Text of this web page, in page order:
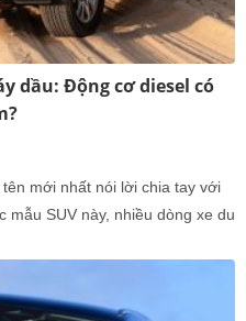
dầu: Động cơ diesel có
mới nhất nói lời chia tay với
mẫu SUV này, nhiều dòng xe du